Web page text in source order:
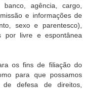
agência, cargo,
e informações de
sexo e parentesco),
por livre e espontânea
os fins de filiação do
para que possamos
defesa de direitos,